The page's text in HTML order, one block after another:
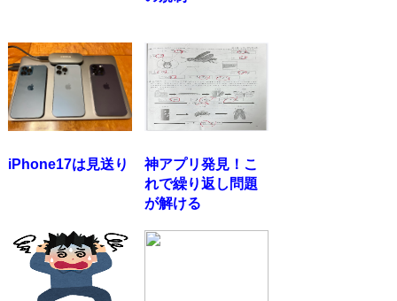
iPhone17は見送り
神アプリ発見！こ
れで繰り返し問題
が解ける